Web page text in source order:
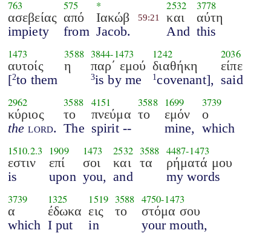
763
ασεβείας
impiety
575
από
from
*
Ιακώβ
Jacob.
59:21
2532
και
And
3778
αύτη
this
1473
αυτοίς
[2to them
3588
η
3844-1473
παρ΄ εμού
3is by me
1242
διαθήκη
1 covenant],
2036
είπε
said
2962
κύριος
the lord.
3588
το
The
4151
πνεύμα
spirit --
3588
το
1699
εμόν
mine,
3739
ο
which
1510.2.3
εστιν
is
1909
επί
upon
1473
σοι
you,
2532
και
and
3588
τα
4487-1473
ρήματά μου
my words
3739
α
which
1325
έδωκα
I put
1519
εις
in
3588
το
4750-1473
στόμα σου
your mouth,